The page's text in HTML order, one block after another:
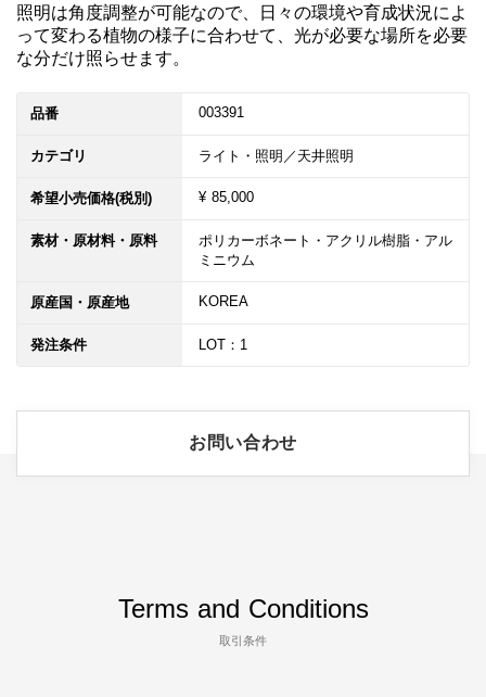
照明は角度調整が可能なので、日々の環境や育成状況によ
って変わる植物の様子に合わせて、光が必要な場所を必要
な分だけ照らせます。
品番 003391
カテゴリ ライト・照明／天井照明
希望小売価格(税別) ¥ 85,000
素材・原材料・原料
ポリカーボネート・アクリル樹脂・アル
ミニウム
原産国・原産地 KOREA
発注条件 LOT：1
お問い合わせ
Terms and Conditions
取引条件